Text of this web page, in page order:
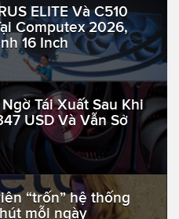
ELITE Và C510
Computex 2026,
16 Inch
Tái Xuất Sau Khi
USD Và Vẫn Sở
“trốn” hệ thống
mỗi ngày